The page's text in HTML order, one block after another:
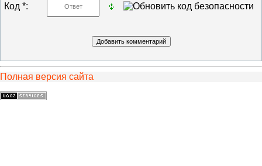
Код *:
Полная версия сайта